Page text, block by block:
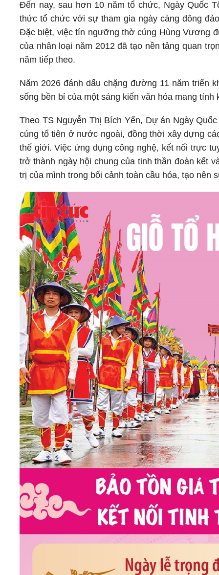
Đến nay, sau hơn 10 năm tổ chức, Ngày Quốc
thức tổ chức với sự tham gia ngày càng đông
Đặc biệt, việc tín ngưỡng thờ cúng Hùng Vương
của nhân loại năm 2012 đã tạo nền tảng quan
năm tiếp theo.
Năm 2026 đánh dấu chặng đường 11 năm triển
sống bền bỉ của một sáng kiến văn hóa mang tính
Theo TS Nguyễn Thị Bích Yến, Dự án Ngày
cúng tổ tiên ở nước ngoài, đồng thời xây dựng
thế giới. Việc ứng dụng công nghệ, kết nối trực
trở thành ngày hội chung của tinh thần đoàn kết
trị của mình trong bối cảnh toàn cầu hóa, tạo nên